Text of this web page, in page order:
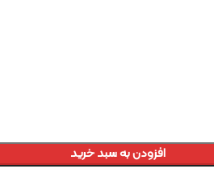
افزودن به سبد خرید